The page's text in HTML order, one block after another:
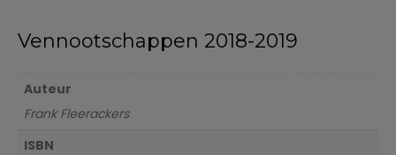
Vennootschappen 2018-2019
Auteur
Frank Fleerackers
ISBN